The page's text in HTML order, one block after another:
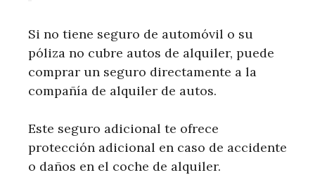
Si no tiene seguro de automóvil o su
póliza no cubre autos de alquiler, puede
comprar un seguro directamente a la
compañía de alquiler de autos.
Este seguro adicional te ofrece
protección adicional en caso de accidente
o daños en el coche de alquiler.